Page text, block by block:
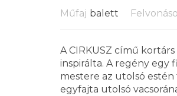
Műfaj balett
A CIRKUSZ című
inspirálta. A regény egy
mestere az utolsó
egyfajta utolsó